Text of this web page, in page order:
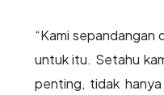
“Kami sepandangan
untuk itu. Setahu
penting, tidak